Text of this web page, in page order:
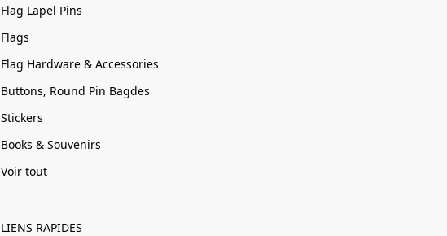
Flag Lapel Pins
Flags
Flag Hardware & Accessories
Buttons, Round Pin Bagdes
Stickers
Books & Souvenirs
Voir tout
LIENS RAPIDES